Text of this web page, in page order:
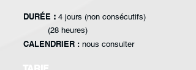
DURÉE : 4 jours (non consécutifs)
(28 heures)
CALENDRIER : nous consulter